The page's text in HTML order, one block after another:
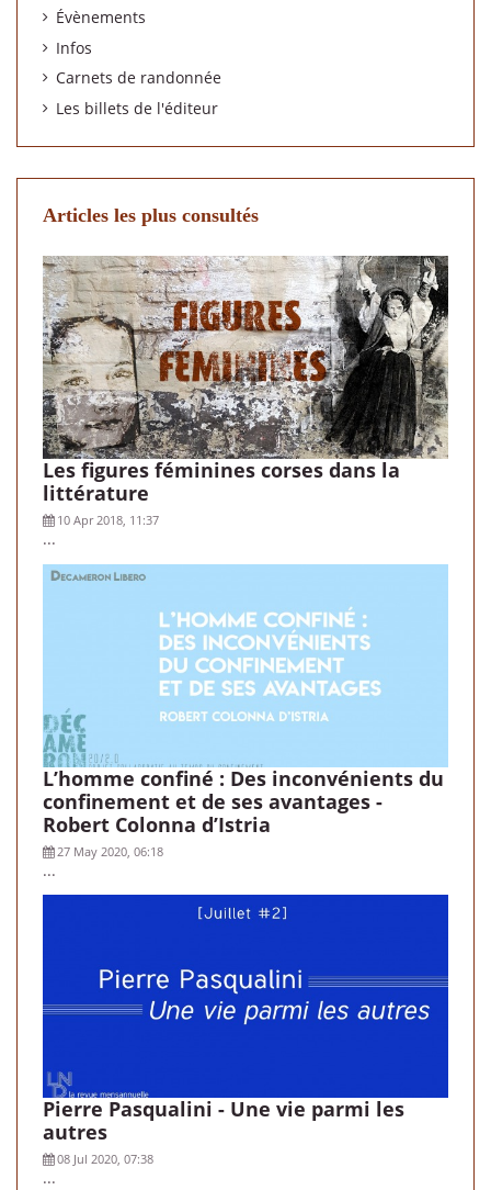
Évènements
Infos
Carnets de randonnée
Les billets de l'éditeur
Articles les plus consultés
Les figures féminines corses dans la
littérature
10 Apr 2018, 11:37
...
L’homme confiné : Des inconvénients du
confinement et de ses avantages -
Robert Colonna d’Istria
27 May 2020, 06:18
...
Pierre Pasqualini - Une vie parmi les
autres
08 Jul 2020, 07:38
...